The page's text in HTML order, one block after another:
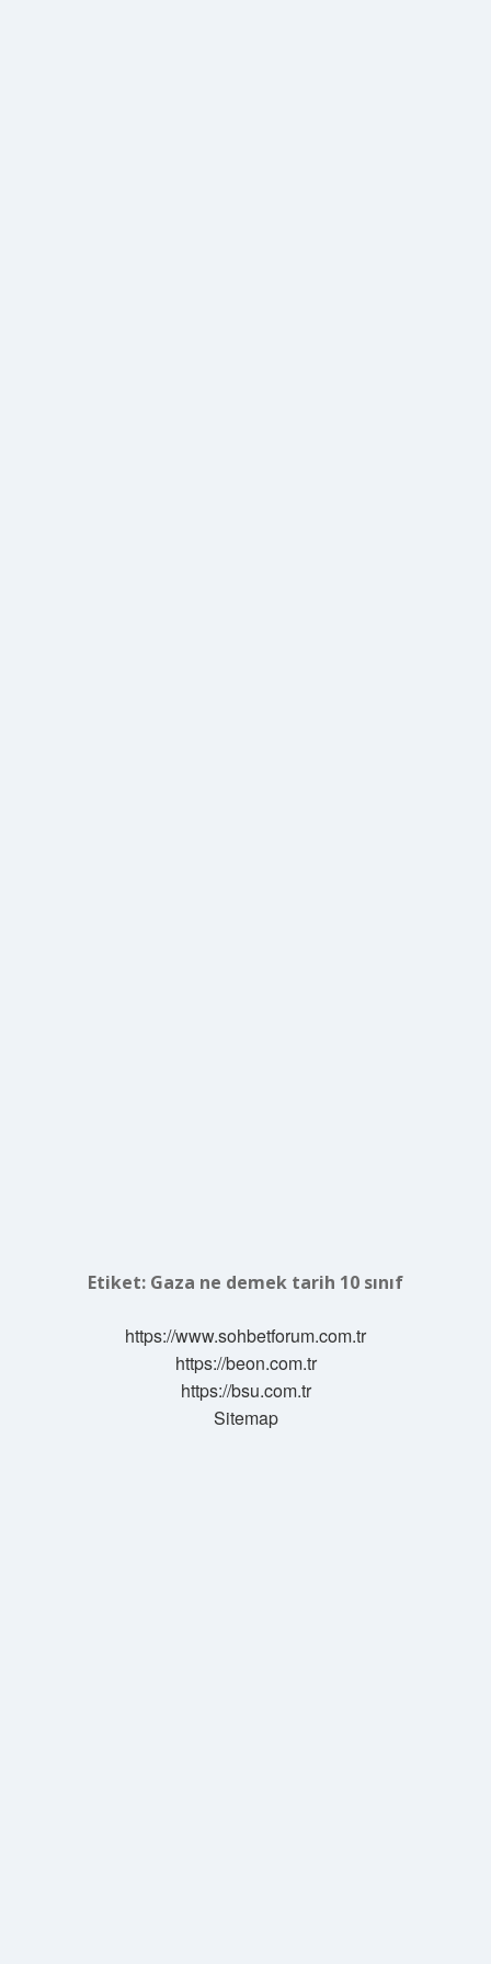
Etiket: Gaza ne demek tarih 10 sınıf
https://www.sohbetforum.com.tr
https://beon.com.tr
https://bsu.com.tr
Sitemap